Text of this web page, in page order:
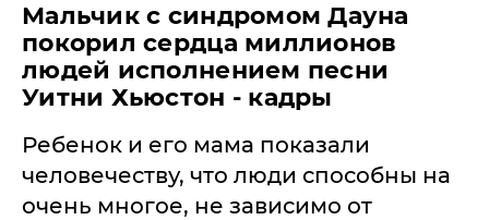
Мальчик с синдромом Дауна
покорил сердца миллионов
людей исполнением песни
Уитни Хьюстон - кадры
Ребенок и его мама показали
человечеству, что люди способны на
очень многое, не зависимо от